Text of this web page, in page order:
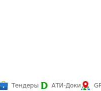
Тендеры АТИ-Доки